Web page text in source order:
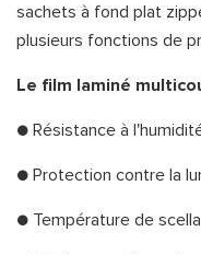
sachets à fond plat
plusieurs fonctions de
Le film laminé
● Résistance à
● Protection contre la
● Température de